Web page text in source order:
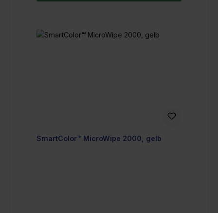
SmartColor™ MicroWipe 2000, gelb